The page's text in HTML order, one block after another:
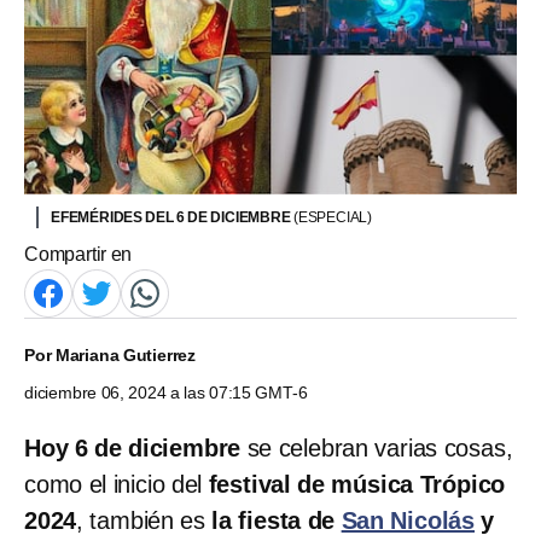
EFEMÉRIDES DEL 6 DE DICIEMBRE(ESPECIAL)
Compartir en
PorMariana Gutierrez
diciembre 06, 2024 a las 07:15 GMT-6
Hoy 6 de diciembre se celebran varias cosas,
como el inicio del festival de música Trópico
2024, también es la fiesta de San Nicolás y